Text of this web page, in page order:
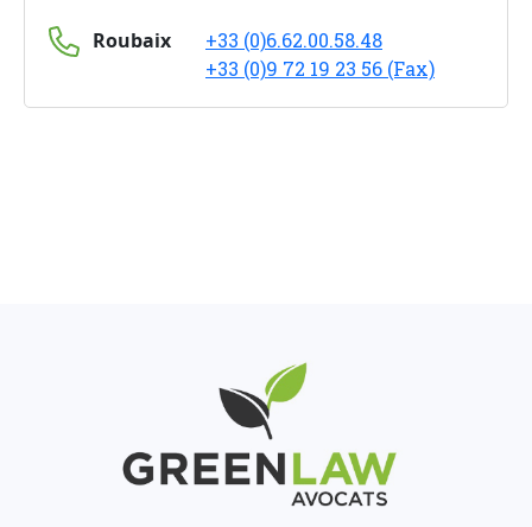
Roubaix
+33 (0)6.62.00.58.48
+33 (0)9 72 19 23 56 (Fax)